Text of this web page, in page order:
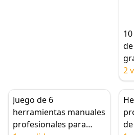
2
Juego de 6
herramientas manuales
profesionales para